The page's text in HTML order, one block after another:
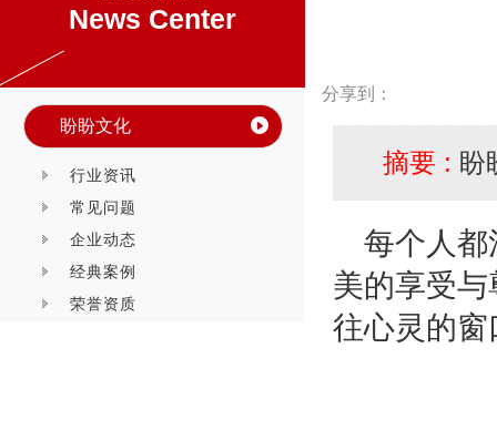
News Center
盼盼文化
行业资讯
常见问题
企业动态
经典案例
荣誉资质
分享到：
摘要 : 盼
每个人都
美的享受
往心灵的